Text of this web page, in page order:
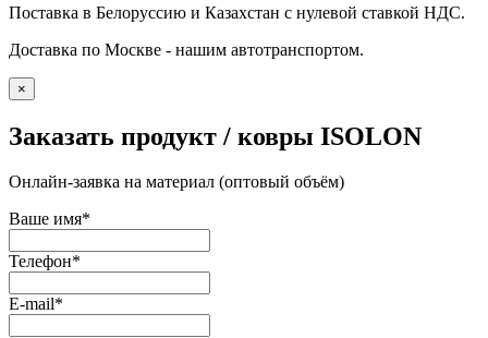
Поставка в Белоруссию и Казахстан с нулевой ставкой НДС.
Доставка по Москве - нашим автотранспортом.
×
Заказать продукт / ковры ISOLON
Онлайн-заявка на материал (оптовый объём)
Ваше имя*
Телефон*
E-mail*